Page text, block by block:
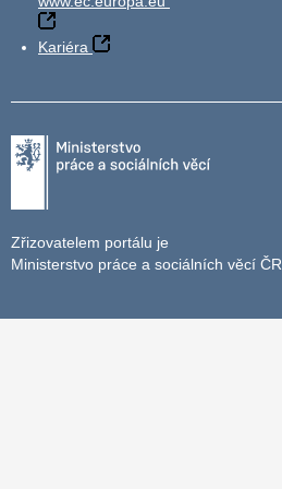
Kariéra
Zřizovatelem portálu je
Ministerstvo práce a sociálních věcí ČR